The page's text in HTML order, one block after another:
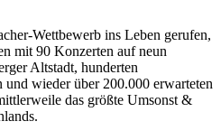
Wettbewerb ins Leben gerufen,
mit 90 Konzerten auf neun
Altstadt, hunderten
und wieder über 200.000 erwarteten
das größte Umsonst &